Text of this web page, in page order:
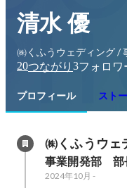
清水 優
㈱くふうウェディング
20つながり 3フォロワ
プロフィール スト
㈱くふうウェ
事業開発部　部
2024年10月 -